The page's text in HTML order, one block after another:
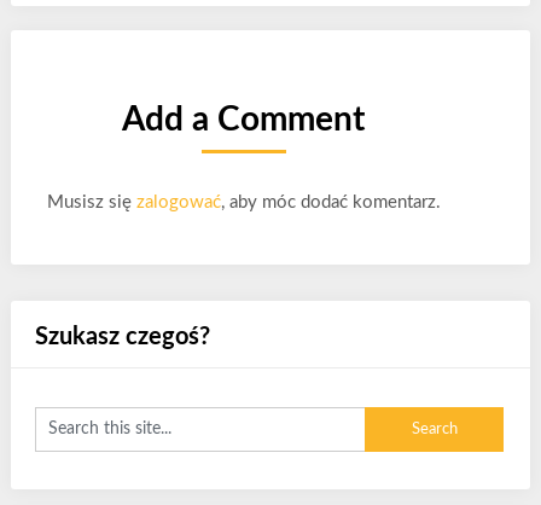
Add a Comment
Musisz się zalogować, aby móc dodać komentarz.
Szukasz czegoś?